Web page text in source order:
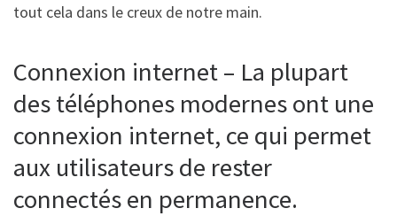
tout cela dans le creux de notre main.
Connexion internet – La plupart
des téléphones modernes ont une
connexion internet, ce qui permet
aux utilisateurs de rester
connectés en permanence.